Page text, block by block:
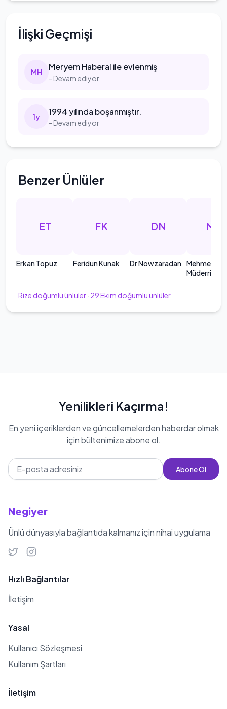
İlişki Geçmişi
MH MeryemHaberal ile evlenmiş
- Devam ediyor
1y 1994yılında boşanmıştır.
- Devam ediyor
Benzer Ünlüler
ET
Erkan Topuz
FK
Feridun Kunak
DN
Dr Nowzaradan
MM
Mehmet
Rize doğumlu ünlüler· 29Ekim doğumlu ünlüler
Yenilikleri Kaçırma!
En yeni içeriklerden ve güncellemelerden haberdar olmak
için bültenimize abone ol.
Abone Ol
Negiyer
Ünlü dünyasıyla bağlantıda kalmanız için nihai uygulama
Hızlı Bağlantılar
İletişim
Yasal
Kullanıcı Sözleşmesi
Kullanım Şartları
İletişim